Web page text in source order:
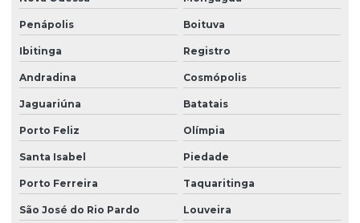
Penápolis Boituva
Ibitinga Registro
Andradina Cosmópolis
Jaguariúna Batatais
Porto Feliz Olímpia
Santa Isabel Piedade
Porto Ferreira Taquaritinga
São José do Rio Pardo Louveira